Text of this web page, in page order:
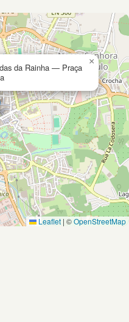
da Rainha — Praça
×
Leaflet | ©OpenStreetMap